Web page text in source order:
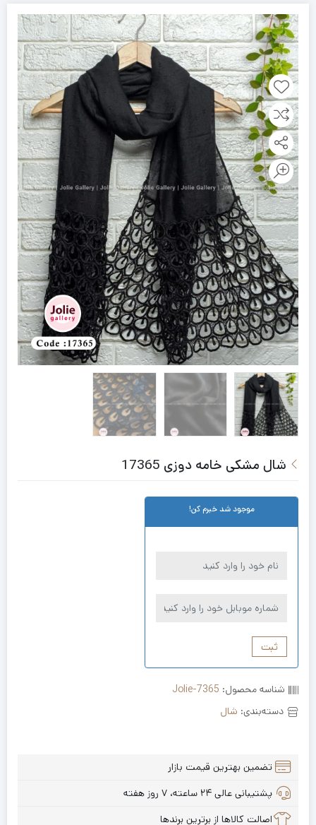
شال مشکی خامه دوزی 17365
موجود شد خبرم کن!
ثبت
شناسه محصول: Jolie-7365
دسته‌بندی: شال
تضمین بهترین قیمت بازار
پشتیبانی عالی ۲۴ ساعته، ۷ روز هفته
اصالت کالاها از برترین برندها